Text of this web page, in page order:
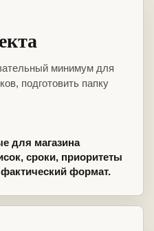
минимум для
подготовить папку
для магазина
сроки, приоритеты
формат.